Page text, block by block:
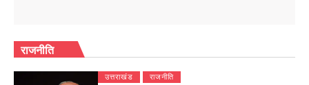
राजनीति
उत्तराखंड राजनीति